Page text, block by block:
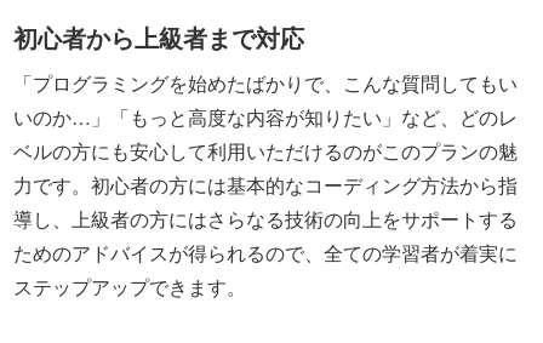
初心者から上級者まで対応
「プログラミングを始めたばかりで、こんな質問してもい
いのか…」「もっと高度な内容が知りたい」など、どのレ
ベルの方にも安心して利用いただけるのがこのプランの魅
力です。初心者の方には基本的なコーディング方法から指
導し、上級者の方にはさらなる技術の向上をサポートする
ためのアドバイスが得られるので、全ての学習者が着実に
ステップアップできます。